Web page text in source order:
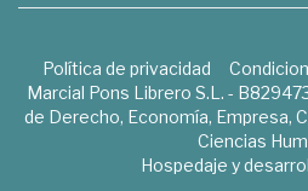
Política de privacidad
Marcial Pons Librero S.L. -
de Derecho, Economía, Empresa,
Ciencias
Hospedaje y